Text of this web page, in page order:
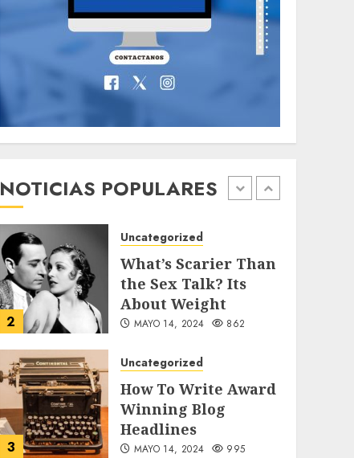
NOTICIAS POPULARES
Valentino Goes
Deliberately
Feminine for Fall
2018
MAYO 16, 2024
1
Searching for the
World War Two
MAYO 14, 2024 860
2
Uncategorized
What’s Scarier Than
the Sex Talk? Its
About Weight
MAYO 14, 2024 862
3
Uncategorized
How To Write Award
Winning Blog
Headlines
MAYO 14, 2024 995